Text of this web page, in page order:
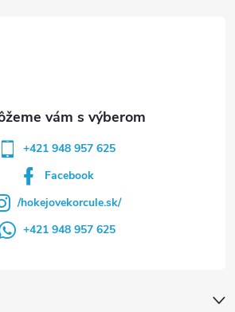
+421 948 957 625
Facebook
/hokejovekorcule.sk/
+421 948 957 625